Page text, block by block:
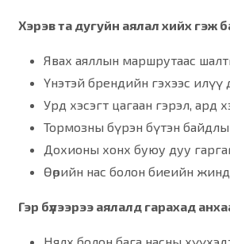
Хэрэв та дугуйн аялал хийх гэж
Явах аяллын маршрутаас
Үнэтэй брендийн гэхээс илүү
Урд хэсэгт цагаан гэрэл, ард
Тормозны бүрэн бүтэн
Дохионы хонх буюу дуу
Өөрийн нас болон биеийн
Гэр бүлээрээ аялалд гарахад
Нялх болон бага насны